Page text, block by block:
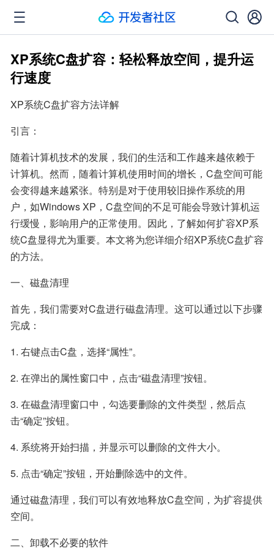
XP系统C盘扩容：轻松释放空间，提升运
行速度
XP系统C盘扩容方法详解
引言：
随着计算机技术的发展，我们的生活和工作越来越依赖于
计算机。然而，随着计算机使用时间的增长，C盘空间可能
会变得越来越紧张。特别是对于使用较旧操作系统的用
户，如Windows XP，C盘空间的不足可能会导致计算机运
行缓慢，影响用户的正常使用。因此，了解如何扩容XP系
统C盘显得尤为重要。本文将为您详细介绍XP系统C盘扩容
的方法。
一、磁盘清理
首先，我们需要对C盘进行磁盘清理。这可以通过以下步骤
完成：
1. 右键点击C盘，选择“属性”。
2. 在弹出的属性窗口中，点击“磁盘清理”按钮。
3. 在磁盘清理窗口中，勾选要删除的文件类型，然后点
击“确定”按钮。
4. 系统将开始扫描，并显示可以删除的文件大小。
5. 点击“确定”按钮，开始删除选中的文件。
通过磁盘清理，我们可以有效地释放C盘空间，为扩容提供
空间。
二、卸载不必要的软件